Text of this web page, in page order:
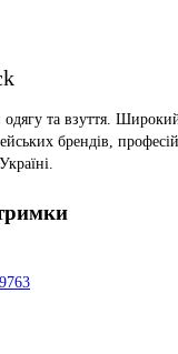
одягу та взуття.
брендів,